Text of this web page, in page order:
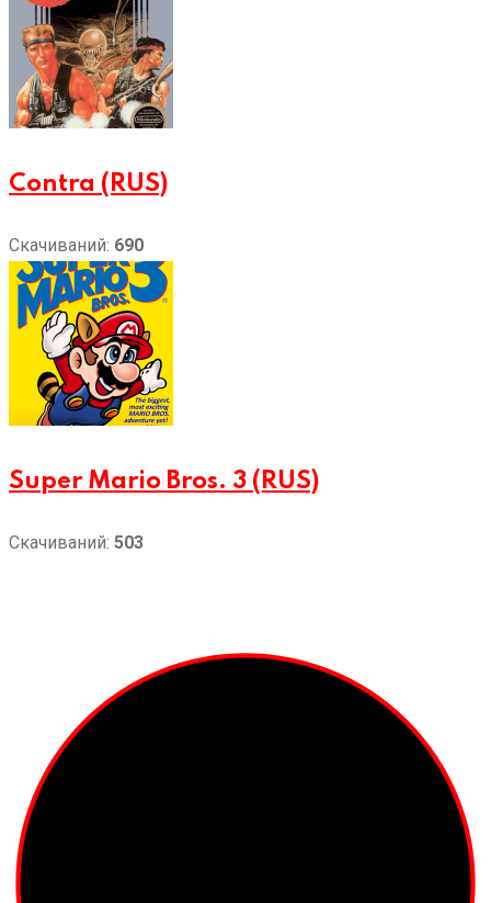
Contra (RUS)
Скачиваний: 690
Super Mario Bros. 3 (RUS)
Скачиваний: 503